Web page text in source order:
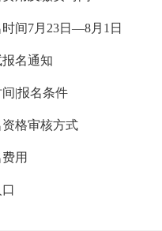
间7月23日—8月1日
名通知
|报名条件
格审核方式
用